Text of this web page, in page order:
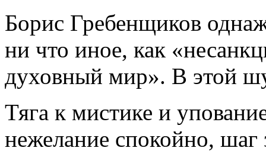
Борис Гребенщиков
ни что иное, как
духовный мир». В этой
Тяга к мистике и
нежелание спокойно, шаг